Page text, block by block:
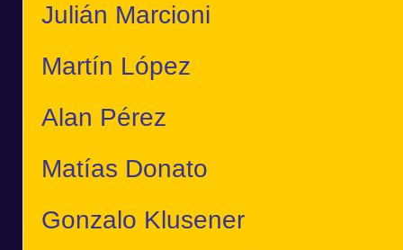
Julián Marcioni
Martín López
Alan Pérez
Matías Donato
Gonzalo Klusener